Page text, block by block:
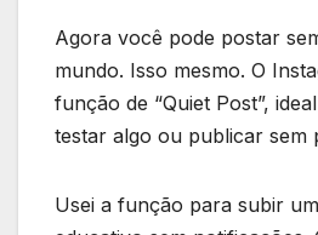
Agora você pode postar
mundo. Isso mesmo. O
função de “Quiet Post”,
testar algo ou publicar sem
Usei a função para subir